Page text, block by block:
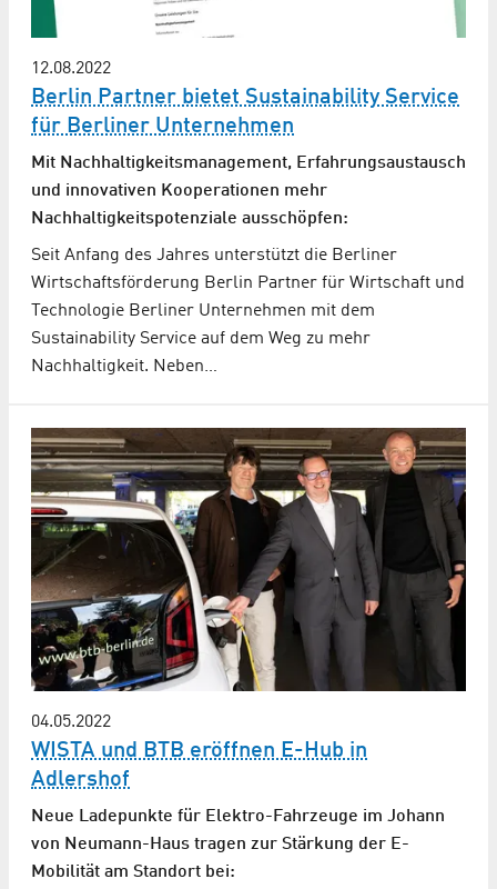
12.08.2022
Berlin Partner bietet Sustainability Service
für Berliner Unternehmen
Mit Nachhaltigkeitsmanagement, Erfahrungsaustausch
und innovativen Kooperationen mehr
Nachhaltigkeitspotenziale ausschöpfen:
Seit Anfang des Jahres unterstützt die Berliner
Wirtschaftsförderung Berlin Partner für Wirtschaft und
Technologie Berliner Unternehmen mit dem
Sustainability Service auf dem Weg zu mehr
Nachhaltigkeit. Neben…
04.05.2022
WISTA und BTB eröffnen E-Hub in
Adlershof
Neue Ladepunkte für Elektro-Fahrzeuge im Johann
von Neumann-Haus tragen zur Stärkung der E-
Mobilität am Standort bei: